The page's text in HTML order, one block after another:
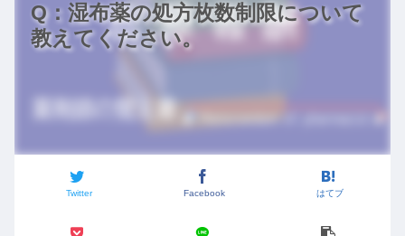
Q：湿布薬の処方枚数制限について
教えてください。
Twitter Facebook はてブ